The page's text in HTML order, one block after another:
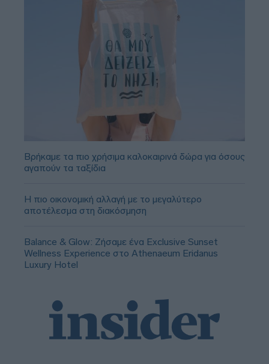
Βρήκαμε τα πιο χρήσιμα καλοκαιρινά δώρα για όσους
αγαπούν τα ταξίδια
Η πιο οικονομική αλλαγή με το μεγαλύτερο
αποτέλεσμα στη διακόσμηση
Balance & Glow: Ζήσαμε ένα Exclusive Sunset
Wellness Experience στο Athenaeum Eridanus
Luxury Hotel